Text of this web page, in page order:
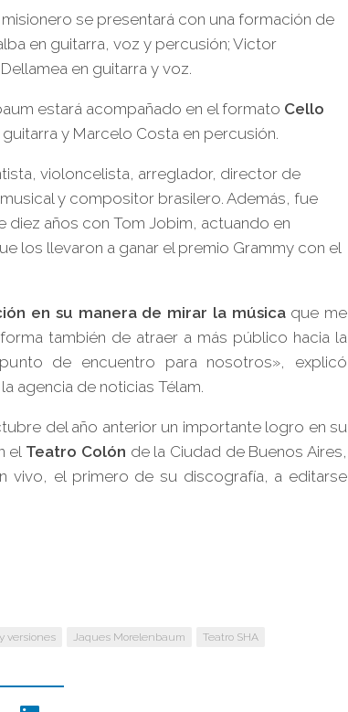
se presentará con una formación de
en guitarra, voz y percusión; Victor
en guitarra y voz.
estará acompañado en el formato Cello
y Marcelo Costa en percusión.
violoncelista, arreglador, director de
y compositor brasilero. Además, fue
diez años con Tom Jobim, actuando en
los llevaron a ganar el premio Grammy con el
en su manera de mirar la músicaque me
también de atraer a más público hacia la
de encuentro para nosotros», explicó
agencia de noticias Télam.
del año anterior un importante logro en su
el Teatro Colón de la Ciudad de Buenos Aires,
vivo, el primero de su discografía, a editarse
versiones Jaques Morelenbaum Teatro SHA